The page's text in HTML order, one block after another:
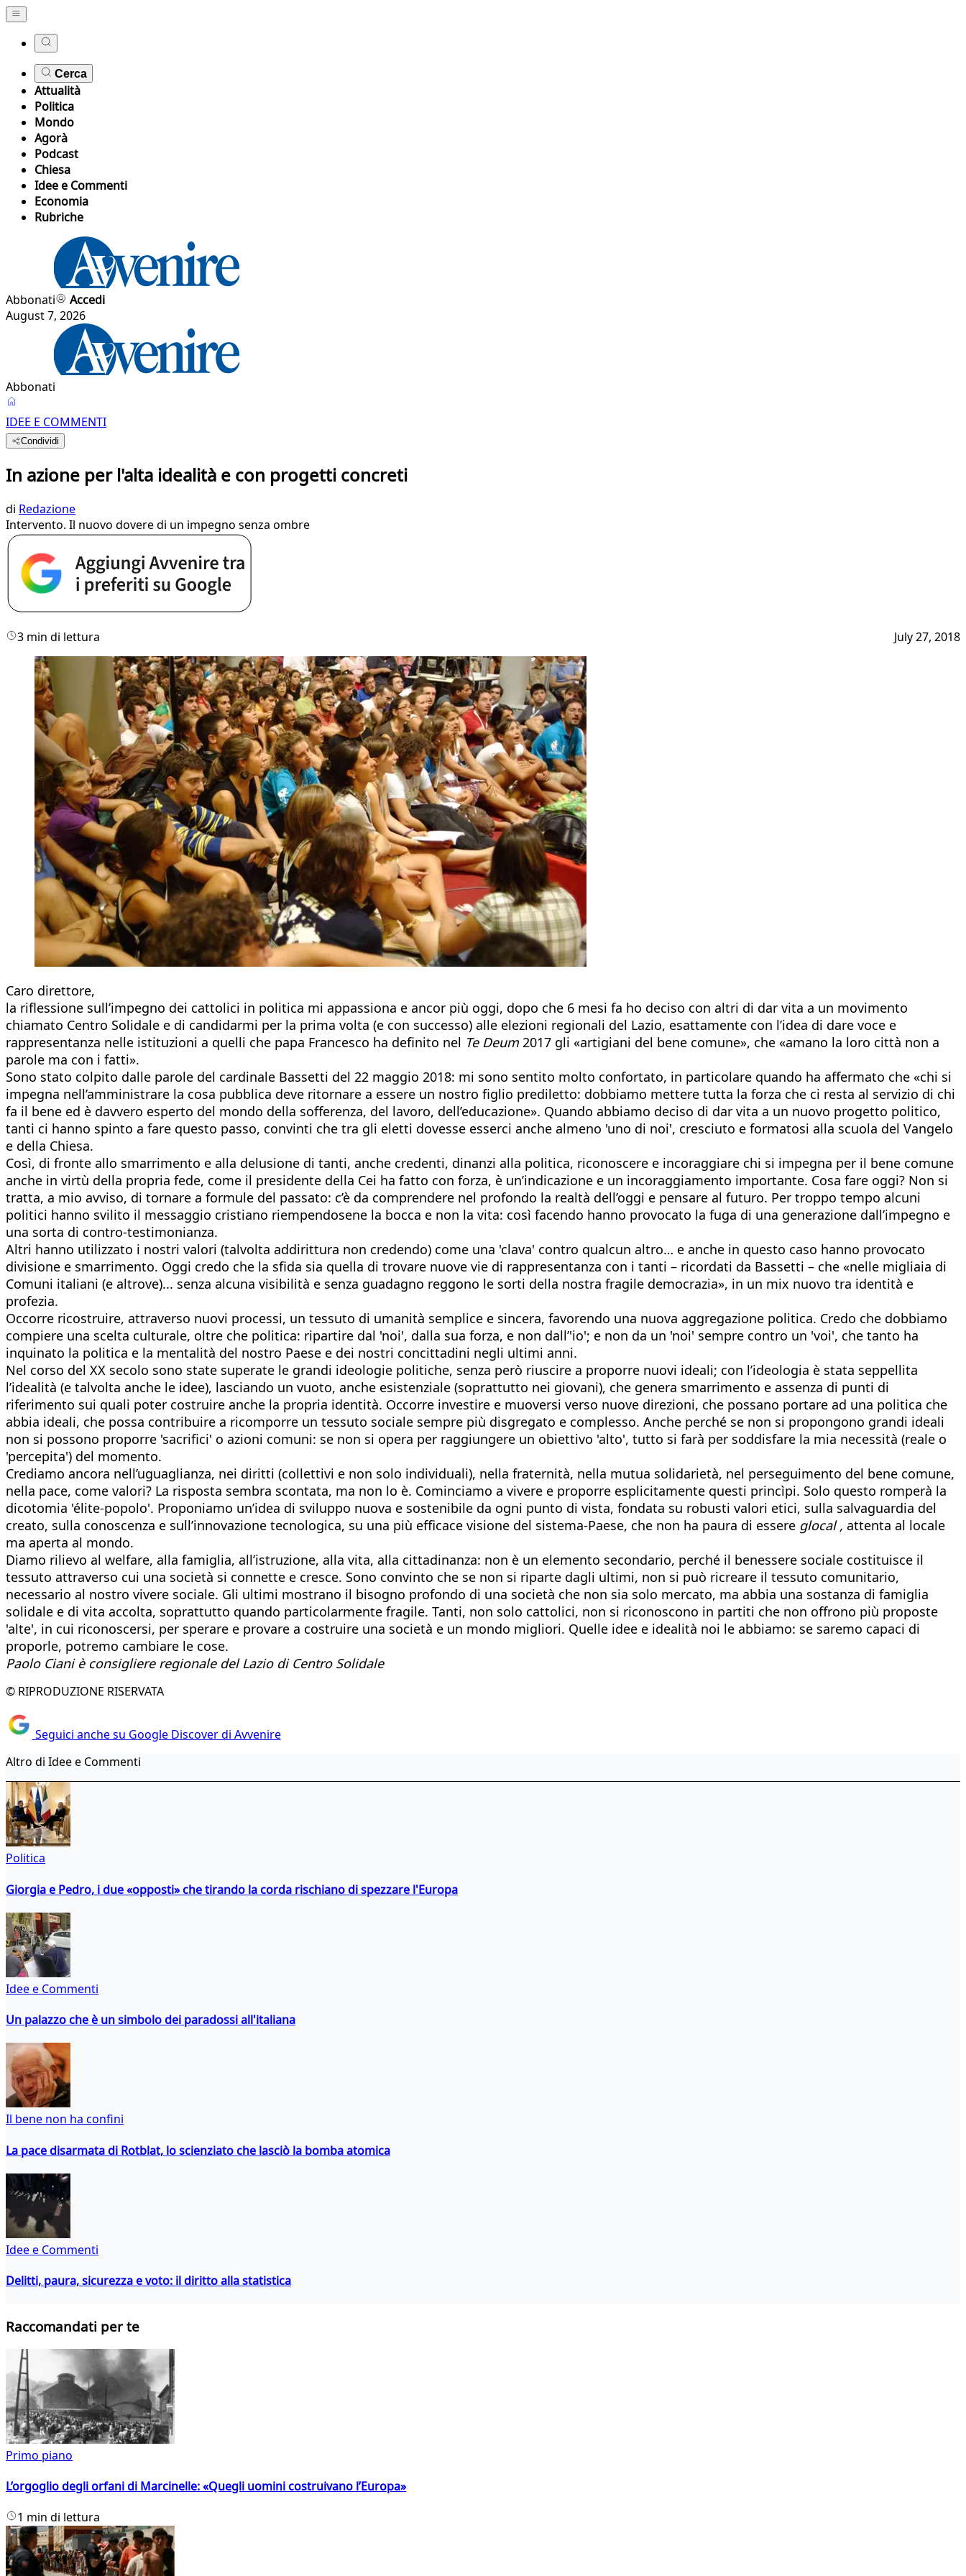
Cerca
Attualità
Politica
Mondo
Agorà
Podcast
Chiesa
Idee e Commenti
Economia
Rubriche
Abbonati
Accedi
August 7, 2026
Abbonati
IDEE E COMMENTI
Condividi
In azione per l'alta idealità e con progetti concreti
di Redazione
Intervento. Il nuovo dovere di un impegno senza ombre
3 min di lettura July 27, 2018
Caro direttore,
la riflessione sull’impegno dei cattolici in politica mi appassiona e ancor più oggi, dopo che 6 mesi fa ho deciso con altri di dar vita a un movimento
chiamato Centro Solidale e di candidarmi per la prima volta (e con successo) alle elezioni regionali del Lazio, esattamente con l’idea di dare voce e
rappresentanza nelle istituzioni a quelli che papa Francesco ha definito nel Te Deum2017 gli «artigiani del bene comune», che «amano la loro città non a
parole ma con i fatti».
Sono stato colpito dalle parole del cardinale Bassetti del 22 maggio 2018: mi sono sentito molto confortato, in particolare quando ha affermato che «chi si
impegna nell’amministrare la cosa pubblica deve ritornare a essere un nostro figlio prediletto: dobbiamo mettere tutta la forza che ci resta al servizio di chi
fa il bene ed è davvero esperto del mondo della sofferenza, del lavoro, dell’educazione». Quando abbiamo deciso di dar vita a un nuovo progetto politico,
tanti ci hanno spinto a fare questo passo, convinti che tra gli eletti dovesse esserci anche almeno 'uno di noi', cresciuto e formatosi alla scuola del Vangelo
e della Chiesa.
Così, di fronte allo smarrimento e alla delusione di tanti, anche credenti, dinanzi alla politica, riconoscere e incoraggiare chi si impegna per il bene comune
anche in virtù della propria fede, come il presidente della Cei ha fatto con forza, è un’indicazione e un incoraggiamento importante. Cosa fare oggi? Non si
tratta, a mio avviso, di tornare a formule del passato: c’è da comprendere nel profondo la realtà dell’oggi e pensare al futuro. Per troppo tempo alcuni
politici hanno svilito il messaggio cristiano riempendosene la bocca e non la vita: così facendo hanno provocato la fuga di una generazione dall’impegno e
una sorta di contro-testimonianza.
Altri hanno utilizzato i nostri valori (talvolta addirittura non credendo) come una 'clava' contro qualcun altro… e anche in questo caso hanno provocato
divisione e smarrimento. Oggi credo che la sfida sia quella di trovare nuove vie di rappresentanza con i tanti – ricordati da Bassetti – che «nelle migliaia di
Comuni italiani (e altrove)... senza alcuna visibilità e senza guadagno reggono le sorti della nostra fragile democrazia», in un mix nuovo tra identità e
profezia.
Occorre ricostruire, attraverso nuovi processi, un tessuto di umanità semplice e sincera, favorendo una nuova aggregazione politica. Credo che dobbiamo
compiere una scelta culturale, oltre che politica: ripartire dal 'noi', dalla sua forza, e non dall’'io'; e non da un 'noi' sempre contro un 'voi', che tanto ha
inquinato la politica e la mentalità del nostro Paese e dei nostri concittadini negli ultimi anni.
Nel corso del XX secolo sono state superate le grandi ideologie politiche, senza però riuscire a proporre nuovi ideali; con l’ideologia è stata seppellita
l’idealità (e talvolta anche le idee), lasciando un vuoto, anche esistenziale (soprattutto nei giovani), che genera smarrimento e assenza di punti di
riferimento sui quali poter costruire anche la propria identità. Occorre investire e muoversi verso nuove direzioni, che possano portare ad una politica che
abbia ideali, che possa contribuire a ricomporre un tessuto sociale sempre più disgregato e complesso. Anche perché se non si propongono grandi ideali
non si possono proporre 'sacrifici' o azioni comuni: se non si opera per raggiungere un obiettivo 'alto', tutto si farà per soddisfare la mia necessità (reale o
'percepita') del momento.
Crediamo ancora nell’uguaglianza, nei diritti (collettivi e non solo individuali), nella fraternità, nella mutua solidarietà, nel perseguimento del bene comune,
nella pace, come valori? La risposta sembra scontata, ma non lo è. Cominciamo a vivere e proporre esplicitamente questi princìpi. Solo questo romperà la
dicotomia 'élite-popolo'. Proponiamo un’idea di sviluppo nuova e sostenibile da ogni punto di vista, fondata su robusti valori etici, sulla salvaguardia del
creato, sulla conoscenza e sull’innovazione tecnologica, su una più efficace visione del sistema-Paese, che non ha paura di essere glocal , attenta al locale
ma aperta al mondo.
Diamo rilievo al welfare, alla famiglia, all’istruzione, alla vita, alla cittadinanza: non è un elemento secondario, perché il benessere sociale costituisce il
tessuto attraverso cui una società si connette e cresce. Sono convinto che se non si riparte dagli ultimi, non si può ricreare il tessuto comunitario,
necessario al nostro vivere sociale. Gli ultimi mostrano il bisogno profondo di una società che non sia solo mercato, ma abbia una sostanza di famiglia
solidale e di vita accolta, soprattutto quando particolarmente fragile. Tanti, non solo cattolici, non si riconoscono in partiti che non offrono più proposte
'alte', in cui riconoscersi, per sperare e provare a costruire una società e un mondo migliori. Quelle idee e idealità noi le abbiamo: se saremo capaci di
proporle, potremo cambiare le cose.
Paolo Ciani è consigliere regionale del Lazio di Centro Solidale
© RIPRODUZIONE RISERVATA
Seguici anche su Google Discover di Avvenire
Altro di Idee e Commenti
Politica
Giorgia e Pedro, i due «opposti» che tirando la corda rischiano di spezzare l'Europa
Idee e Commenti
Un palazzo che è un simbolo dei paradossi all'italiana
Il bene non ha confini
La pace disarmata di Rotblat, lo scienziato che lasciò la bomba atomica
Idee e Commenti
Delitti, paura, sicurezza e voto: il diritto alla statistica
Raccomandati per te
Primo piano
L’orgoglio degli orfani di Marcinelle: «Quegli uomini costruivano l’Europa»
1 min di lettura